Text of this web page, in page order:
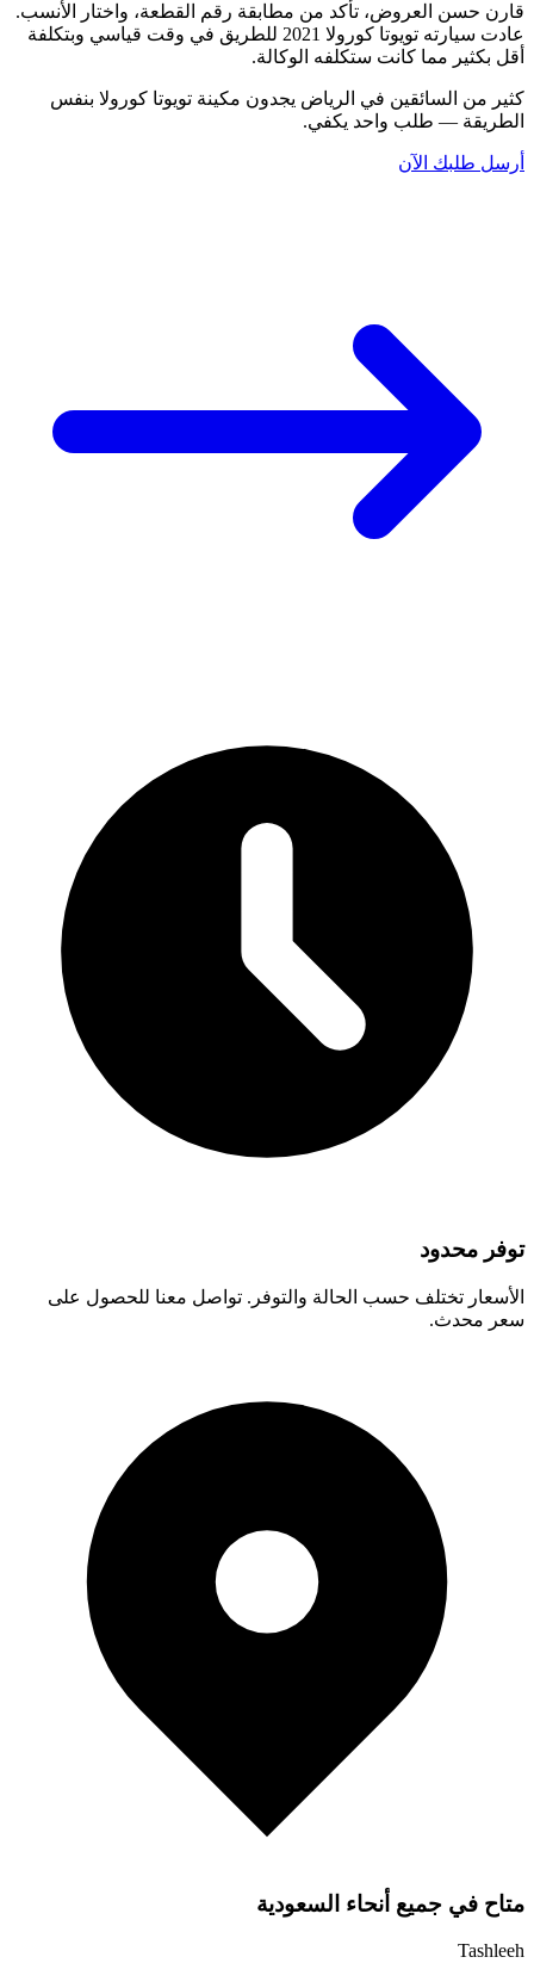
قارن حسن العروض، تأكد من مطابقة رقم القطعة، واختار الأنسب.
عادت سيارته تويوتا كورولا 2021 للطريق في وقت قياسي وبتكلفة
أقل بكثير مما كانت ستكلفه الوكالة.
كثير من السائقين في الرياض يجدون مكينة تويوتا كورولا بنفس
الطريقة — طلب واحد يكفي.
أرسل طلبك الآن
توفر محدود
الأسعار تختلف حسب الحالة والتوفر. تواصل معنا للحصول على
سعر محدث.
متاح في جميع أنحاء السعودية
Tashleeh